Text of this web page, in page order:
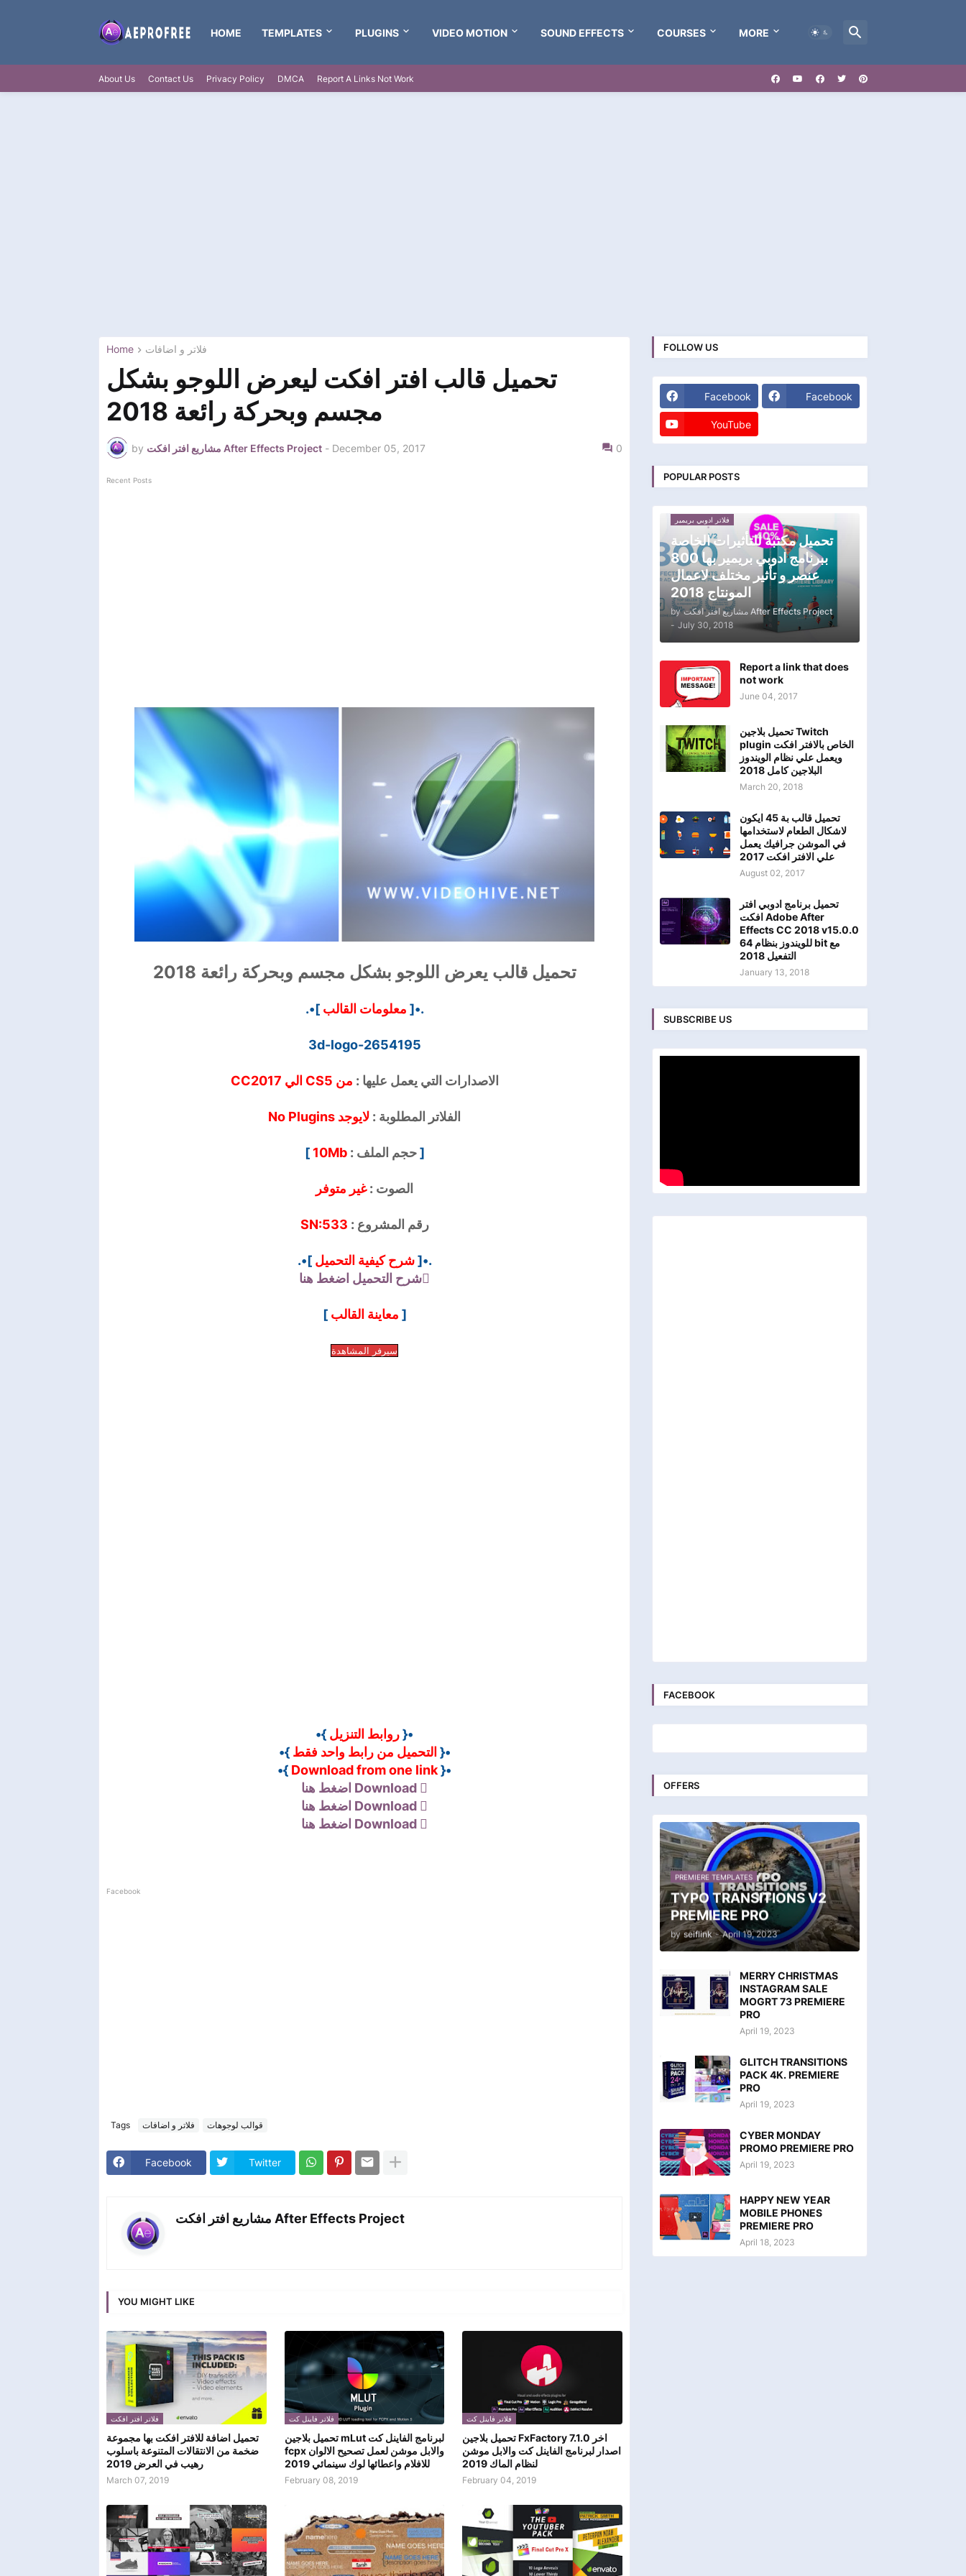
HOME TEMPLATES PLUGINS VIDEO MOTION SOUND EFFECTS COURSES MORE
About Us Contact Us Privacy Policy DMCA Report A Links Not Work
Home فلاتر و اضافات
تحميل قالب افتر افكت ليعرض اللوجو بشكل
مجسم وبحركة رائعة 2018
by مشاريع افتر افكت After Effects Project - December 05, 2017 0
Recent Posts
تحميل قالب يعرض اللوجو بشكل مجسم وبحركة رائعة 2018
.•[ معلومات القالب ]•.
3d-logo-2654195
الاصدارات التي يعمل عليها : من CS5 الي CC2017
الفلاتر المطلوبة : لايوجد No Plugins
[حجم الملف :10Mb
]
الصوت :غير متوفر
رقم المشروع : SN:533
.•[شرح كيفية التحميل ]•.
شرح التحميل اضغط هنا
[ معاينة القالب]
سيرفر المشاهدة
•{روابط التنزيل }•
•{ التحميل من رابط واحد فقط }•
•{
Download from one link
}•
Download اضغط هنا
Download اضغط هنا
Download اضغط هنا
Facebook
Tags فلاتر و اضافات قوالب لوجوهات
Facebook Twitter
مشاريع افتر افكت After Effects Project
YOU MIGHT LIKE
فلاتر افتر افكت
تحميل اضافة للافتر افكت بها مجموعة
ضخمة من الانتقالات المتنوعة باسلوب
رهيب في العرض 2019
March 07, 2019
فلاتر فاينل كت
تحميل بلاجين mLut لبرنامج الفاينل كت
fcpx والابل موشن لعمل تصحيح الالوان
للافلام واعطائها لوك سينمائي 2019
February 08, 2019
فلاتر فاينل كت
تحميل بلاجين FxFactory 7.1.0 اخر
اصدار لبرنامج الفاينل كت والابل موشن
لنظام الماك 2019
February 04, 2019
FOLLOW US
Facebook Facebook
YouTube
POPULAR POSTS
فلاتر ادوبي بريمير
تحميل مكتبة للتأثيرات الخاصة
ببرنامج ادوبي بريمير بها 800
عنصر و تأثير مختلف لاعمال
المونتاج 2018
by
مشاريع افتر افكت After Effects Project
- July 30, 2018
Report a link that does
not work
June 04, 2017
تحميل بلاجين Twitch
plugin الخاص بالافتر افكت
ويعمل علي نظام الويندوز
البلاجين كامل 2018
March 20, 2018
تحميل قالب بة 45 ايكون
لاشكال الطعام لاستخدامها
في الموشن جرافيك يعمل
علي الافتر افكت 2017
August 02, 2017
تحميل برنامج ادوبي افتر
افكت Adobe After
Effects CC 2018 v15.0.0
للويندوز بنظام 64 bit مع
التفعيل 2018
January 13, 2018
SUBSCRIBE US
FACEBOOK
OFFERS
PREMIERE TEMPLATES
TYPO TRANSITIONS V2
PREMIERE PRO
by seiflink - April 19, 2023
MERRY CHRISTMAS
INSTAGRAM SALE
MOGRT 73 PREMIERE
PRO
April 19, 2023
GLITCH TRANSITIONS
PACK 4K. PREMIERE
PRO
April 19, 2023
CYBER MONDAY
PROMO PREMIERE PRO
April 19, 2023
HAPPY NEW YEAR
MOBILE PHONES
PREMIERE PRO
April 18, 2023